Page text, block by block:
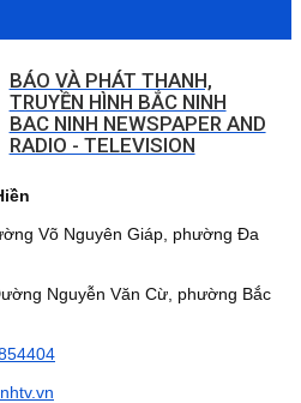
BÁO VÀ PHÁT THANH,
TRUYỀN HÌNH BẮC NINH
BAC NINH NEWSPAPER AND
RADIO - TELEVISION
Võ Nguyên Giáp, phường Đa
Văn Cừ, phường Bắc